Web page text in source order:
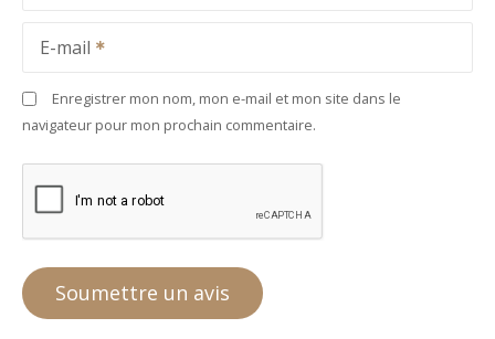
E-mail
Enregistrer mon nom, mon e-mail et mon site dans le
navigateur pour mon prochain commentaire.